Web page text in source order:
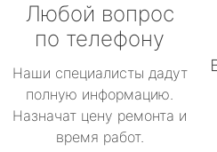
Любой вопрос
по телефону
Наши специалисты дадут
полную информацию.
Назначат цену ремонта и
время работ.